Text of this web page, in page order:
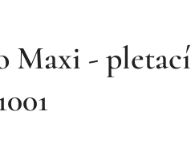
Maxi - pletací